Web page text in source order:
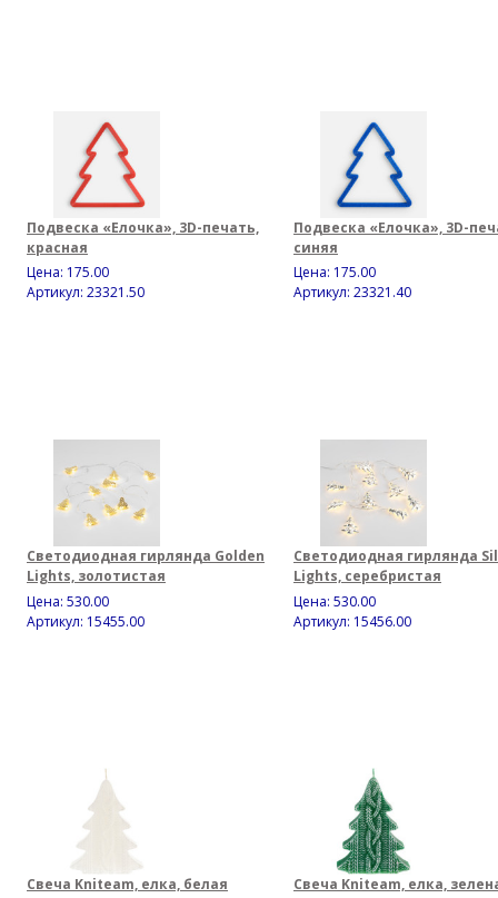
Подвеска «Елочка», 3D-печать,
красная
Цена: 175.00
Артикул: 23321.50
Подвеска «Елочка», 3D-
синяя
Цена: 175.00
Артикул: 23321.40
Светодиодная гирлянда Golden
Lights, золотистая
Цена: 530.00
Артикул: 15455.00
Светодиодная гирлянда
Lights, серебристая
Цена: 530.00
Артикул: 15456.00
Свеча Kniteam, елка, белая
Свеча Kniteam, елка,